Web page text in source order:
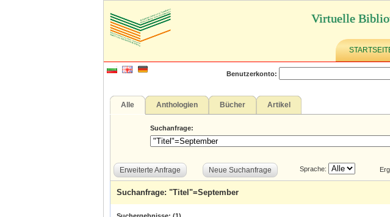
Virtuelle
Benutzerkonto:
Alle Anthologien Bücher Artikel
Suchanfrage:
Erweiterte Anfrage Neue Suchanfrage Sprache:
Suchanfrage: "Titel"=September